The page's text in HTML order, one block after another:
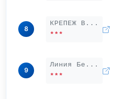
8
КРЕПЕЖ В...
***
9
Линия Бе...
***